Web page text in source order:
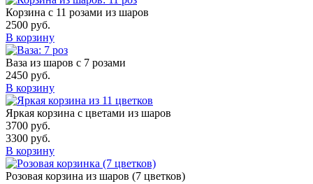
Корзина с 11 розами из шаров
2500 руб.
В корзину
Ваза из шаров с 7 розами
2450 руб.
В корзину
Яркая корзина с цветами из шаров
3700 руб.
3300 руб.
В корзину
Розовая корзина из шаров (7 цветков)